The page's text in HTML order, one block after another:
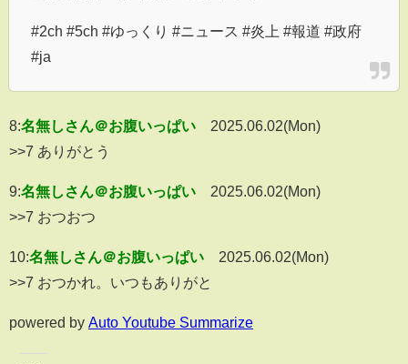
#2ch #5ch #ゆっくり #ニュース #炎上 #報道 #政府
#ja
8:名無しさん＠お腹いっぱい
2025.06.02(Mon)
>>7 ありがとう
9:名無しさん＠お腹いっぱい
2025.06.02(Mon)
>>7 おつおつ
10:名無しさん＠お腹いっぱい
2025.06.02(Mon)
>>7 おつかれ。いつもありがと
powered by Auto Youtube Summarize